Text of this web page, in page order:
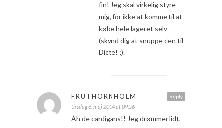
fin! Jeg skal virkelig styre
mig, for ikke at komme til at
købe hele lageret selv
(skynd dig at snuppe den til
Dicte! ;).
Reply
FRUTHORNHOLM
tirsdag 6. maj 2014 at 09:56
Åh de cardigans!! Jeg drømmer lidt,